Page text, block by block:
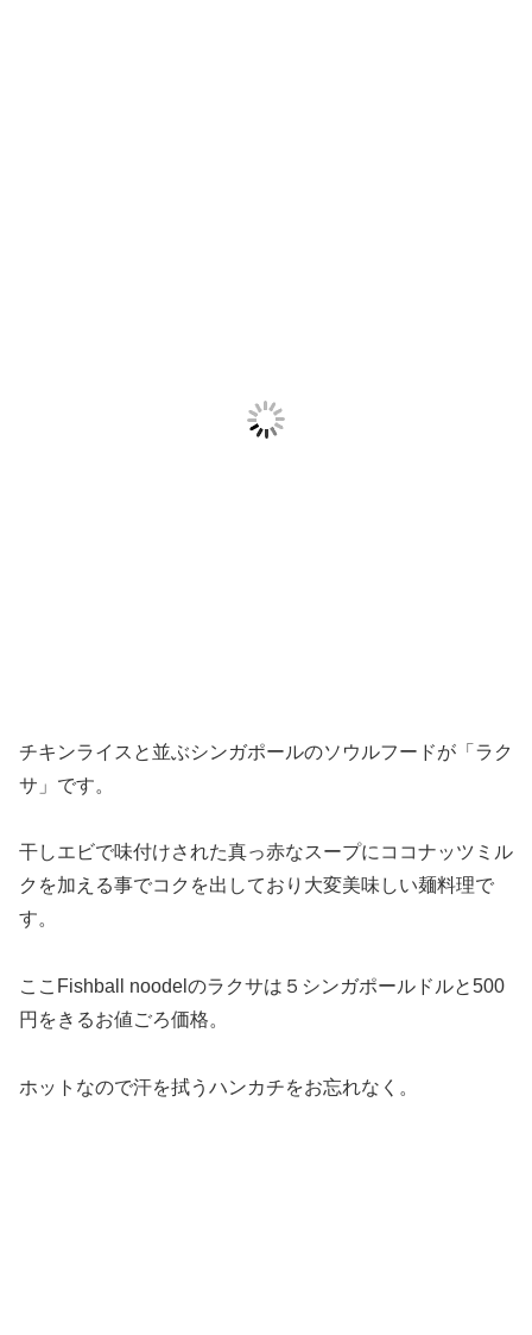
チキンライスと並ぶシンガポールのソウルフードが「ラク
サ」です。
干しエビで味付けされた真っ赤なスープにココナッツミル
クを加える事でコクを出しており大変美味しい麺料理で
す。
ここFishball noodelのラクサは５シンガポールドルと500
円をきるお値ごろ価格。
ホットなので汗を拭うハンカチをお忘れなく。